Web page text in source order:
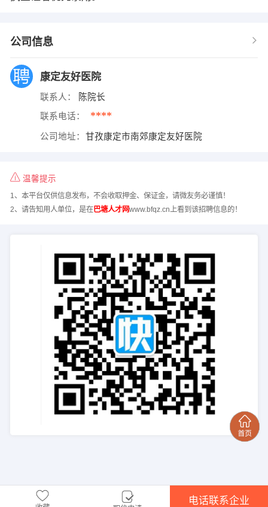
公司信息
康定友好医院
联系人： 陈院长
联系电话： ****
公司地址： 甘孜康定市南郊康定友好医院
温馨提示
1、本平台仅供信息发布，不会收取押金、保证金，请微友务必谨慎！
2、请告知用人单位，是在巴塘人才网www.bfqz.cn上看到该招聘信息的！
电话联系企业